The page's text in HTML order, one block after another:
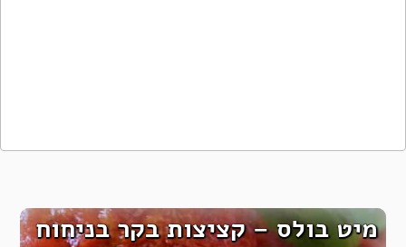
מיט בולס – קציצות בקר בניחוח